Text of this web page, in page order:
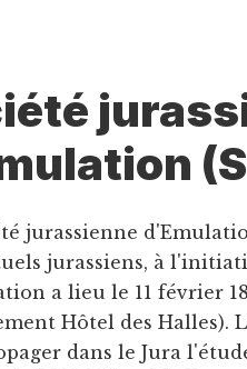
jurassienne
jurassiens, à
a lieu le 11 février
Hôtel des Halles).
dans le Jura